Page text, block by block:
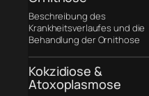
Beschreibung des
Krankheitsverlaufes und die
Behandlung der Ornithose
Kokzidiose &
Atoxoplasmose